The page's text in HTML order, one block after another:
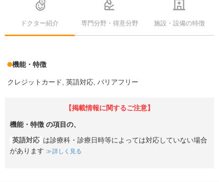
ドクター紹介 専門分野・得意分野 施設・設備の特徴
機能・特徴
クレジットカード 英語対応 バリアフリー
【掲載情報に関するご注意】
機能・特徴 の項目の、
英語対応 は診療科・診療日時等によっては対応していない場合
があります
詳しく見る